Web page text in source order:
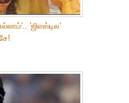
'ஜிஎஸ்டில'